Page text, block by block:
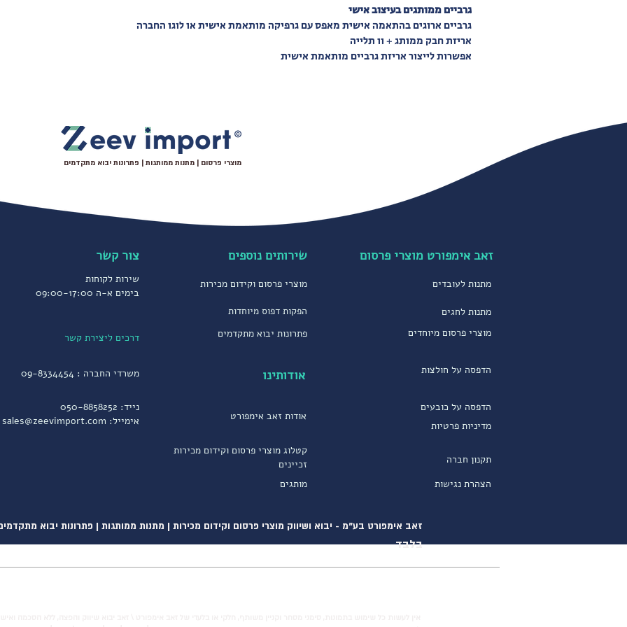
גרביים ממותגים בעיצוב אישי
גרביים ארוגים בהתאמה אישית מאפס עם גרפיקה מותאמת אישית או לוגו החברה
אריזת חבק ממותג + וו תלייה
אפשרות לייצור אריזת גרביים מותאמת אישית
מוצרי פרסום | מתנות ממותגות | פתרונות יבוא מתקדמים
זאב אימפורט בע"מ - יבוא ושיווק מוצרי פרסום וקידום מכירות | מתנות ממותגות | פתרונות יבוא
בלבד
שירות לקוחות
בימים א-ה 09:00-17:00
דרכים ליצירת קשר
משרדי החברה : 09-8334454
נייד: 050-8858252
אימייל: sales@zeevimport.com
מוצרי פרסום וקידום מכירות
הפקות דפוס מיוחדות
פתרונות יבוא מתקדמים
אודותינו
אודות זאב אימפורט
קטלוג מוצרי פרסום וקידום מכירות
זכיינים
מותגים
מתנות לעובדים
מתנות לחגים
מוצרי פרסום מיוחדים
הדפסה על חולצות
הדפסה על כובעים
מדיניות פרטיות
תקנון חברה
הצהרת נגישות
צור קשר שירותים נוספים זאב אימפורט מוצרי פרסום